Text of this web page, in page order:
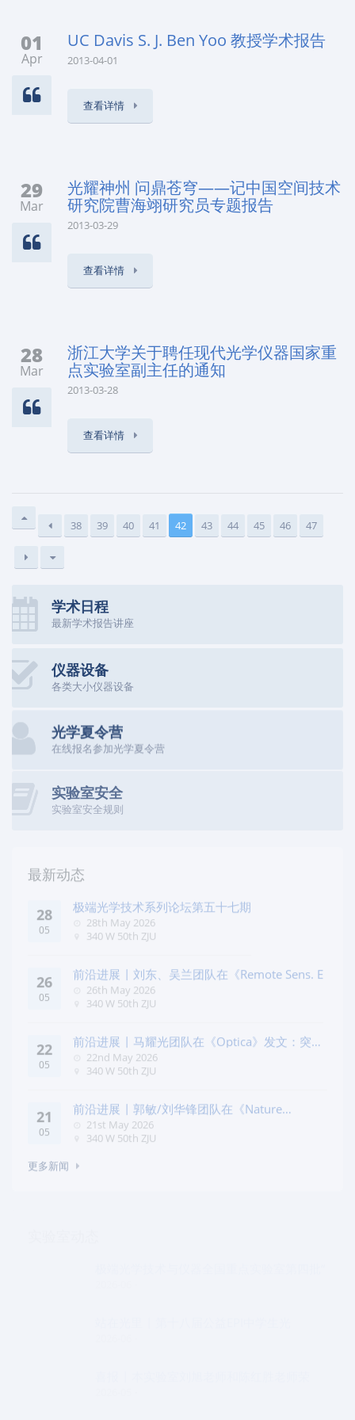
01
Apr
UC Davis S. J. Ben Yoo 教授学术报告
2013-04-01
查看详情
29
Mar
光耀神州 问鼎苍穹——记中国空间技术
研究院曹海翊研究员专题报告
2013-03-29
查看详情
28
Mar
浙江大学关于聘任现代光学仪器国家重
点实验室副主任的通知
2013-03-28
查看详情
38 39 40 41 42 43 44 45 46 47
学术日程
最新学术报告讲座
仪器设备
各类大小仪器设备
光学夏令营
在线报名参加光学夏令营
实验室安全
实验室安全规则
最新动态
28
05
极端光学技术系列论坛第五十七期
28th May 2026
340 W 50th ZJU
26
05
前沿进展 | 刘东、吴兰团队在《Remote Sens. E
26th May 2026
340 W 50th ZJU
22
05
前沿进展 | 马耀光团队在《Optica》发文：突破
几何相位
22nd May 2026
340 W 50th ZJU
21
05
前沿进展 | 郭敏/刘华锋团队在《Nature
Commun
21st May 2026
340 W 50th ZJU
更多新闻